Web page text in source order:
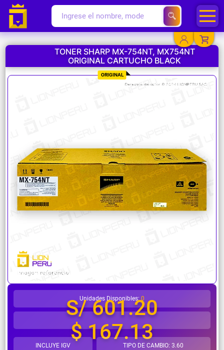
YA EXISTO
SOY NUEVO
¿Necesitas ayuda?
TONER SHARP MX-754NT, MX754NT
ORIGINAL CARTUCHO BLACK
ORIGINAL
Unidades Disponibles:0
S/ 601.20
$ 167.13
INCLUYE IGV TIPO DE CAMBIO: 3.60